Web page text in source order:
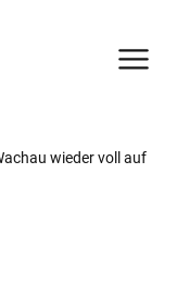
wieder voll auf